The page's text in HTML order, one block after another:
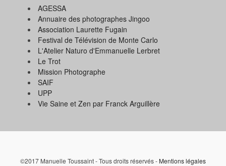
AGESSA
Annuaire des photographes Jingoo
Association Laurette Fugain
Festival de Télévision de Monte Carlo
L'Atelier Naturo d'Emmanuelle Lerbret
Le Trot
Mission Photographe
SAIF
UPP
Vie Saine et Zen par Franck Arguillère
©2017 Manuelle Toussaint - Tous droits réservés -Mentions légales